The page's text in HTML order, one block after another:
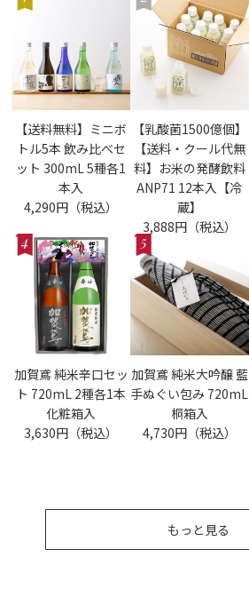
【送料無料】ミニボ
トル5本 飲み比べセ
ット 300mL 5種各1
本入
4,290円（税込）
【乳酸菌1500億個】
【送料・クール代無
料】お米の発酵飲料
ANP71 12本入【冷
蔵】
3,888円（税込）
加賀鳶 純米辛口セッ
ト 720mL 2種各1本
化粧箱入
3,630円（税込）
加賀鳶 純米大吟醸 藍
手ぬぐい包み 720mL
桐箱入
4,730円（税込）
もっと見る